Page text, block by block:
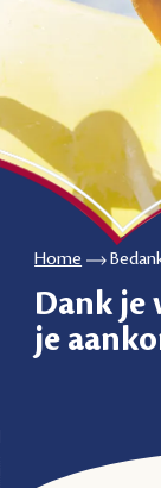
Home
Dank je
je